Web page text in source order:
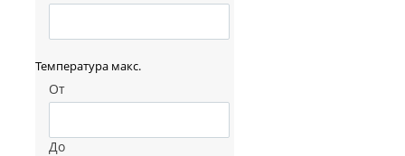
Температура макс.
От
До